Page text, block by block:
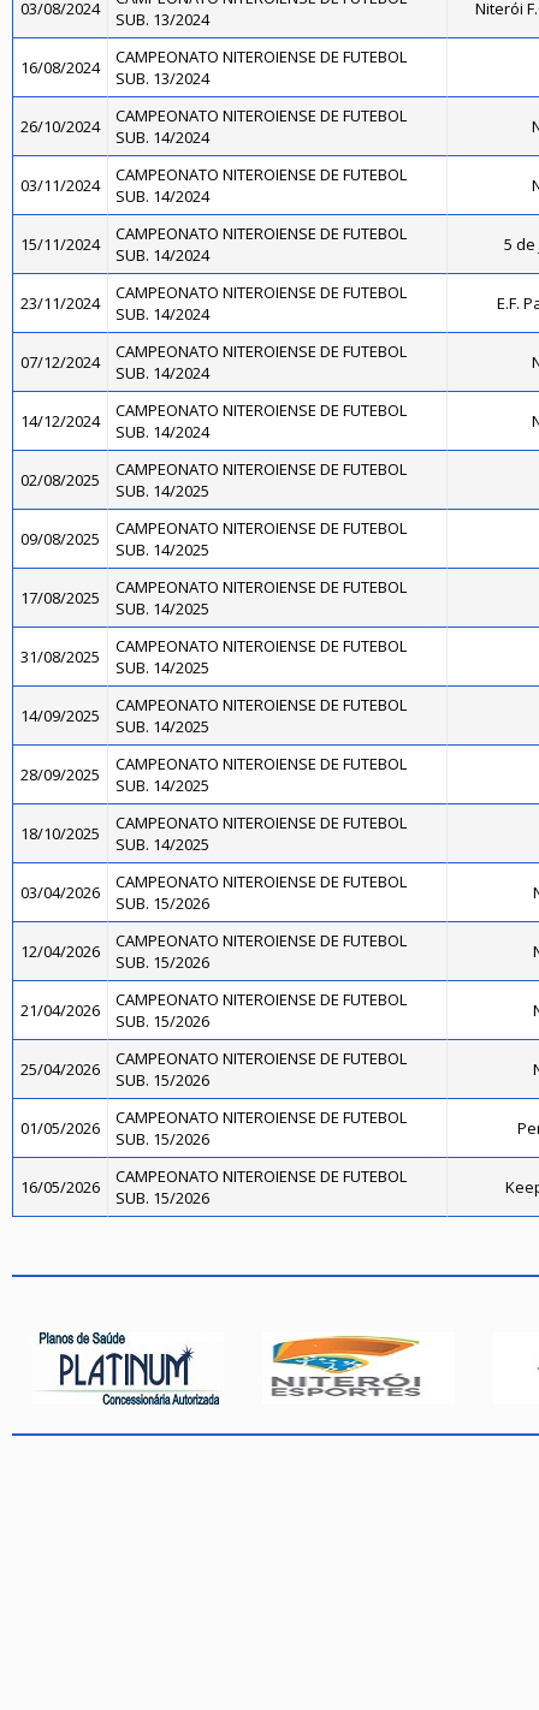
03/08/2024
SUB. 13/2024
Niterói
16/08/2024
CAMPEONATO NITEROIENSE DE FUTEBOL
SUB. 13/2024
26/10/2024
CAMPEONATO NITEROIENSE DE FUTEBOL
SUB. 14/2024
03/11/2024
CAMPEONATO NITEROIENSE DE FUTEBOL
SUB. 14/2024
15/11/2024
CAMPEONATO NITEROIENSE DE FUTEBOL
SUB. 14/2024
5 de
23/11/2024
CAMPEONATO NITEROIENSE DE FUTEBOL
SUB. 14/2024
E.F.
07/12/2024
CAMPEONATO NITEROIENSE DE FUTEBOL
SUB. 14/2024
14/12/2024
CAMPEONATO NITEROIENSE DE FUTEBOL
SUB. 14/2024
02/08/2025
CAMPEONATO NITEROIENSE DE FUTEBOL
SUB. 14/2025
09/08/2025
CAMPEONATO NITEROIENSE DE FUTEBOL
SUB. 14/2025
17/08/2025
CAMPEONATO NITEROIENSE DE FUTEBOL
SUB. 14/2025
31/08/2025
CAMPEONATO NITEROIENSE DE FUTEBOL
SUB. 14/2025
14/09/2025
CAMPEONATO NITEROIENSE DE FUTEBOL
SUB. 14/2025
28/09/2025
CAMPEONATO NITEROIENSE DE FUTEBOL
SUB. 14/2025
18/10/2025
CAMPEONATO NITEROIENSE DE FUTEBOL
SUB. 14/2025
03/04/2026
CAMPEONATO NITEROIENSE DE FUTEBOL
SUB. 15/2026
12/04/2026
CAMPEONATO NITEROIENSE DE FUTEBOL
SUB. 15/2026
21/04/2026
CAMPEONATO NITEROIENSE DE FUTEBOL
SUB. 15/2026
25/04/2026
CAMPEONATO NITEROIENSE DE FUTEBOL
SUB. 15/2026
01/05/2026
CAMPEONATO NITEROIENSE DE FUTEBOL
SUB. 15/2026
16/05/2026
CAMPEONATO NITEROIENSE DE FUTEBOL
SUB. 15/2026